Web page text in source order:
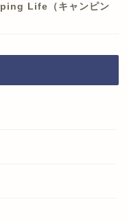
Life（キャンピン